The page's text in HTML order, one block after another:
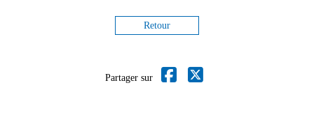
Retour
Partager sur